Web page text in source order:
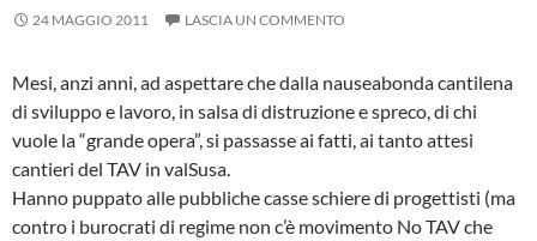
24 MAGGIO 2011 LASCIA UN COMMENTO
Mesi, anzi anni, ad aspettare che dalla nauseabonda cantilena
di sviluppo e lavoro, in salsa di distruzione e spreco, di chi
vuole la “grande opera”, si passasse ai fatti, ai tanto attesi
cantieri del TAV in valSusa.
Hanno puppato alle pubbliche casse schiere di progettisti (ma
contro i burocrati di regime non c’è movimento No TAV che